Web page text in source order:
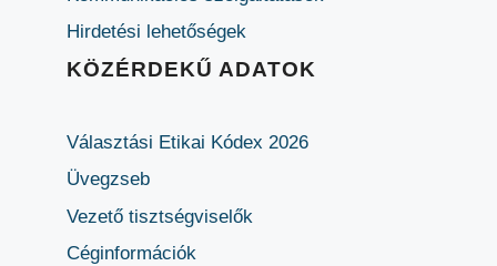
Hirdetési lehetőségek
KÖZÉRDEKŰ ADATOK
Választási Etikai Kódex 2026
Üvegzseb
Vezető tisztségviselők
Céginformációk